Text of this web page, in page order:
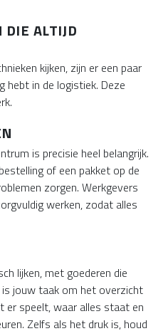
DIE ALTIJD
kijken, zijn er een paar
hebt in de logistiek. Deze
is precisie heel belangrijk.
of een pakket op de
zorgen. Werkgevers
werken, zodat alles
lijken, met goederen die
jouw taak om het overzicht
er speelt, waar alles staat en
Zelfs als het druk is, houd